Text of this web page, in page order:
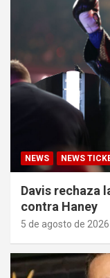
NEWS NEWS
Davis rechaza
contra Haney
5 de agosto de 2026